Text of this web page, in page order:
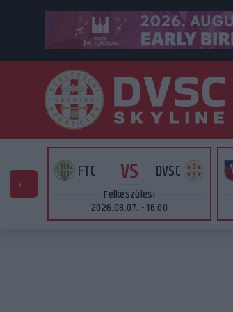
FTC VS DVSC
Felkészülési
2026.08.07. - 16:00